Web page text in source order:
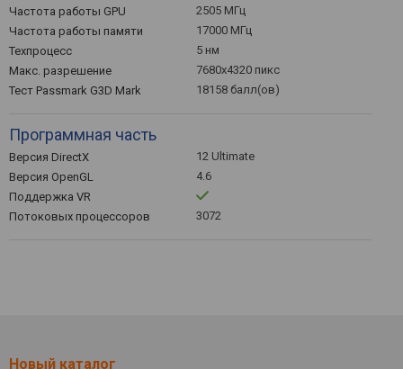
Частота работы GPU
2505 МГц
Частота работы памяти
17000 МГц
Техпроцесс
5 нм
Макс. разрешение
7680x4320 пикс
Тест Passmark G3D Mark
18158 балл(ов)
Программная часть
Версия DirectX
12 Ultimate
Версия OpenGL
4.6
Поддержка VR
Потоковых процессоров
3072
Новый каталог